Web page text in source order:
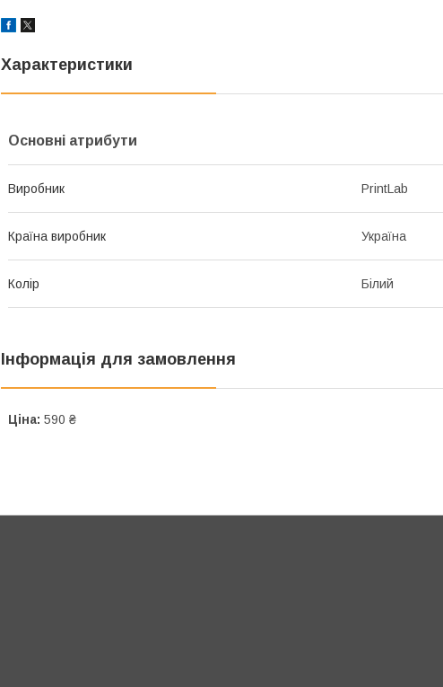
Характеристики
Основні атрибути
Виробник PrintLab
Країна виробник Україна
Колір Білий
Інформація для замовлення
Ціна: 590 ₴